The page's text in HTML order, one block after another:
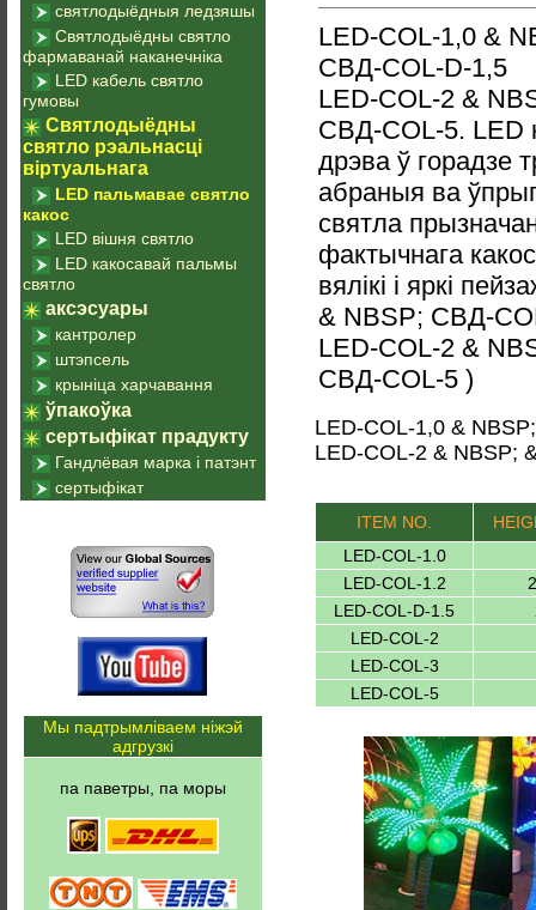
LED-COL-1,0 &
СВД-COL-D-1,5
LED-COL-2 &
СВД-COL-5. LED
дрэва ў горадзе
абраныя ва
святла
фактычнага
вялікі і яркі
& NBSP; СВД-
LED-COL-2 &
СВД-COL-5 )
LED-COL-1,0 &
LED-COL-2 & NBSP;
ITEM NO.
LED-COL-1.0
LED-COL-1.2
LED-COL-D-1.5
LED-COL-2
LED-COL-3
LED-COL-5
святлодыёдныя ледзяшы
Святлодыёдны святло
фармаванай наканечніка
LED кабель святло
гумовы
Святлодыёдны
святло рэальнасці
віртуальнага
LED пальмавае святло
какос
LED вішня святло
LED какосавай пальмы
святло
аксэсуары
кантролер
штэпсель
крыніца харчавання
ўпакоўка
сертыфікат прадукту
Гандлёвая марка і патэнт
сертыфікат
Мы падтрымліваем ніжэй
адгрузкі
па паветры, па моры